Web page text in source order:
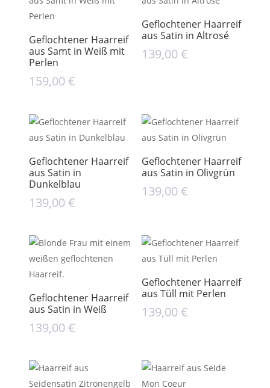
Geflochtener Haarreif
aus Samt in Weiß mit
Perlen
159,00€
Geflochtener Haarreif
aus Satin in Altrosé
139,00€
Geflochtener Haarreif
aus Satin in
Dunkelblau
139,00€
Geflochtener Haarreif
aus Satin in Olivgrün
139,00€
Geflochtener Haarreif
aus Satin in Weiß
139,00€
Geflochtener Haarreif
aus Tüll mit Perlen
139,00€